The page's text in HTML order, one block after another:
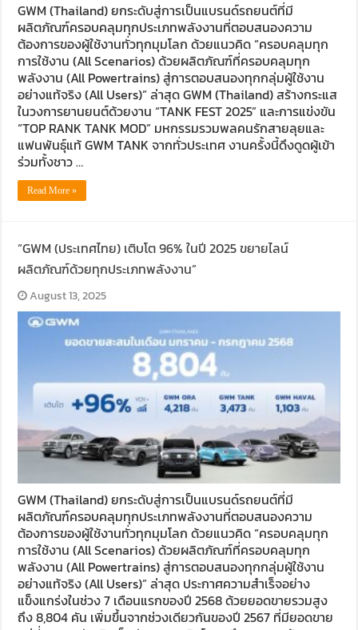
GWM (Thailand) ยกระดับสู่การเป็นแบรนด์รถยนต์ที่มี
ผลิตภัณฑ์ครอบคลุมทุกประเภทพลังงานที่ตอบสนองความ
ต้องการของผู้ใช้งานทั่วทุกมุมโลก ด้วยแนวคิด “ครอบคลุมทุก
การใช้งาน (All Scenarios) ด้วยผลิตภัณฑ์ที่ครอบคลุมทุก
พลังงาน (All Powertrains) สู่การตอบสนองทุกกลุ่มผู้ใช้งาน
อย่างแท้จริง (All Users)” ล่าสุด GWM (Thailand) สร้างกระแส
ในวงการยานยนต์ด้วยงาน “TANK FEST 2025” และการแข่งขัน
“TOP RANK TANK MOD” มหกรรมรวมพลคนรักสายลุยและ
แฟนพันธุ์แท้ GWM TANK จากทั่วประเทศ งานครั้งนี้ดึงดูดผู้เข้า
ร่วมทั้งชาว …
Read More »
“GWM (ประเทศไทย) เติบโต 96% ในปี 2025 ขยายไลน์
ผลิตภัณฑ์ด้วยทุกประเภทพลังงาน”
August 13, 2025
GWM (Thailand) ยกระดับสู่การเป็นแบรนด์รถยนต์ที่มี
ผลิตภัณฑ์ครอบคลุมทุกประเภทพลังงานที่ตอบสนองความ
ต้องการของผู้ใช้งานทั่วทุกมุมโลก ด้วยแนวคิด “ครอบคลุมทุก
การใช้งาน (All Scenarios) ด้วยผลิตภัณฑ์ที่ครอบคลุมทุก
พลังงาน (All Powertrains) สู่การตอบสนองทุกกลุ่มผู้ใช้งาน
อย่างแท้จริง (All Users)” ล่าสุด ประกาศความสำเร็จอย่าง
แข็งแกร่งในช่วง 7 เดือนแรกของปี 2568 ด้วยยอดขายรวมสูง
ถึง 8,804 คัน เพิ่มขึ้นจากช่วงเดียวกันของปี 2567 ที่มียอดขาย